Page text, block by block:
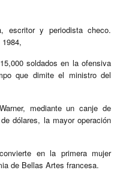
escritor y periodista checo.
soldados en la ofensiva
que dimite el ministro del
mediante un canje de
dólares, la mayor operación
en la primera mujer
de Bellas Artes francesa.